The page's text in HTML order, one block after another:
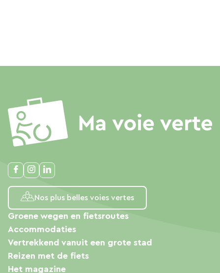
Nos plus belles voies vertes
Groene wegen en fietsroutes
Accommodaties
Vertrekkend vanuit een grote stad
Reizen met de fiets
Het magazine